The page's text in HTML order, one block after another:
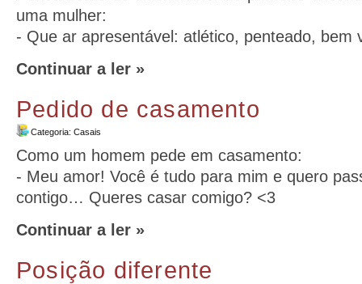
uma mulher:
- Que ar apresentável: atlético, penteado, bem
Continuar a ler »
Pedido de casamento
Categoria: Casais
Como um homem pede em casamento:
- Meu amor! Você é tudo para mim e quero
contigo… Queres casar comigo? <3
Continuar a ler »
Posição diferente